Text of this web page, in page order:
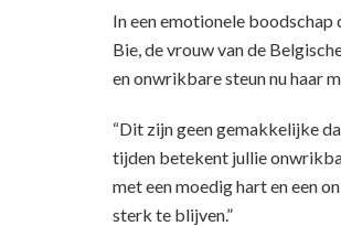
In een emotionele boodschap
Bie, de vrouw van de
en onwrikbare steun nu haar
“Dit zijn geen gemakkelijke
tijden betekent jullie
met een moedig hart en een
sterk te blijven.”